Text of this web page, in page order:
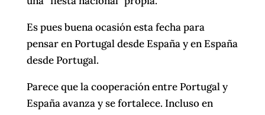
Es pues buena ocasión esta fecha para
pensar en Portugal desde España y en España
desde Portugal.
Parece que la cooperación entre Portugal y
España avanza y se fortalece. Incluso en